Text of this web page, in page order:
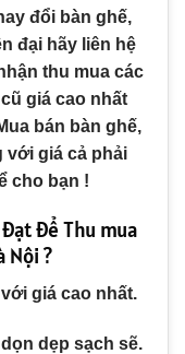
đổi bàn ghế,
đại hãy liên hệ
thu mua các
giá cao nhất
bán bàn ghế,
với giá cả phải
cho bạn !
để Thu mua
Nội ?
giá cao nhất.
dẹp sạch sẽ.